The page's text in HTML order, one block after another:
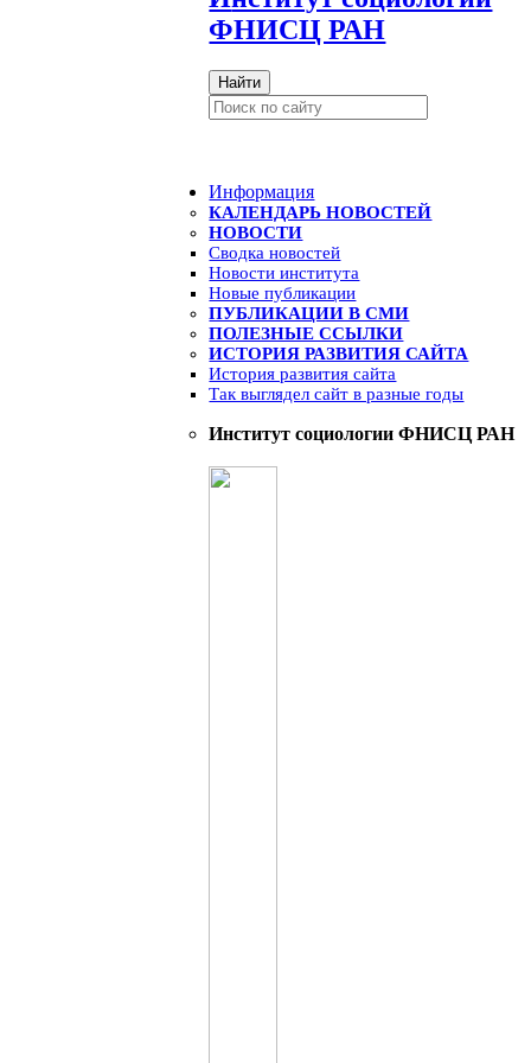
ФНИСЦ РАН
Найти
Информация
КАЛЕНДАРЬ НОВОСТЕЙ
НОВОСТИ
Сводка новостей
Новости института
Новые публикации
ПУБЛИКАЦИИ В СМИ
ПОЛЕЗНЫЕ ССЫЛКИ
ИСТОРИЯ РАЗВИТИЯ САЙТА
История развития сайта
Так выглядел сайт в разные годы
Институт социологии ФНИСЦ РАН